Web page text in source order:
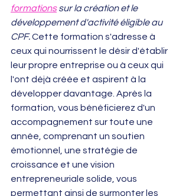
formations sur la création et le
développement d'activité éligible au
CPF. Cette formation s'adresse à
ceux qui nourrissent le désir d'établir
leur propre entreprise ou à ceux qui
l'ont déjà créée et aspirent à la
développer davantage. Après la
formation, vous bénéficierez d'un
accompagnement sur toute une
année, comprenant un soutien
émotionnel, une stratégie de
croissance et une vision
entrepreneuriale solide, vous
permettant ainsi de surmonter les